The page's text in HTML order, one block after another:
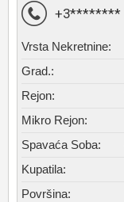
+3********
Vrsta Nekretnine:
Grad.:
Rejon:
Mikro Rejon:
Spavaća Soba:
Kupatila:
Površina: